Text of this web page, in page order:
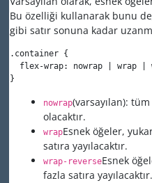
Bu özelliği kullanarak bunu
gibi satır sonuna kadar
.container {
flex-wrap: nowrap | wrap |
}
nowrap(varsayılan):
olacaktır.
wrapEsnek öğeler,
satıra yayılacaktır.
wrap-reverseEsnek
fazla satıra yayılacaktır.